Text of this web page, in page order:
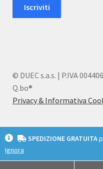
© DUEC s.a.s. | P.IVA
Q.bo®
Privacy & Informativa
SPEDIZIONE GRATUITA
Ignora